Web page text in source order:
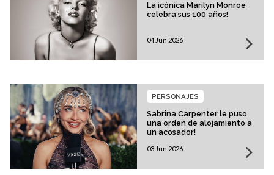
La icónica Marilyn Monroe
celebra sus 100 años!
04 Jun 2026
Sabrina Carpenter le puso
una orden de alojamiento a
un acosador!
PERSONAJES
03 Jun 2026